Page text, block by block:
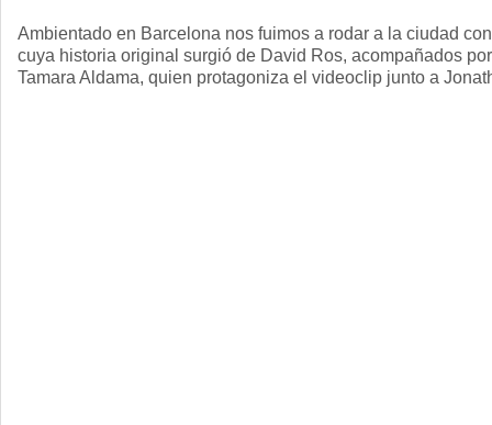
Ambientado en Barcelona nos fuimos a rodar a la ciudad
cuya historia original surgió de David Ros, acompañados
Tamara Aldama, quien protagoniza el videoclip junto a